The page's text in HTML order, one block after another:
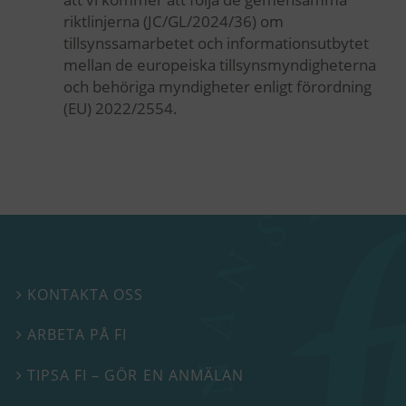
riktlinjerna (JC/GL/2024/36) om
tillsynssamarbetet och informationsutbytet
mellan de europeiska tillsynsmyndigheterna
och behöriga myndigheter enligt förordning
(EU) 2022/2554.
 KONTAKTA OSS
 ARBETA PÅ FI
TIPSA FI – GÖR EN ANMÄLAN